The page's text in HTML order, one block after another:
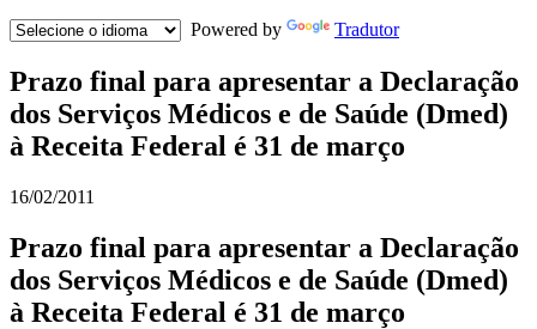
Powered by
Tradutor
Prazo final para apresentar a Declaração
dos Serviços Médicos e de Saúde (Dmed)
à Receita Federal é 31 de março
16/02/2011
Prazo final para apresentar a Declaração
dos Serviços Médicos e de Saúde (Dmed)
à Receita Federal é 31 de março